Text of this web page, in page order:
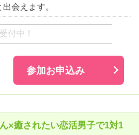
会えます。
付中！
参加お申込み
×癒されたい恋活男子で1対1